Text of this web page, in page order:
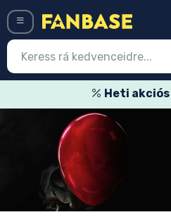
Heti akciós
Belépés
Legújabb cuccok
Akciós ajánlatok